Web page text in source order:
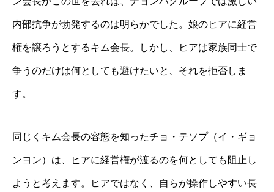
内部抗争が勃発するのは明らかでした。娘のヒアに経営
権を譲ろうとするキム会長。しかし、ヒアは家族同士で
争うのだけは何としても避けたいと、それを拒否しま
す。
同じくキム会長の容態を知ったチョ・テソプ（イ・ギョ
ンヨン）は、ヒアに経営権が渡るのを何としても阻止し
ようと考えます。ヒアではなく、自らが操作しやすい長